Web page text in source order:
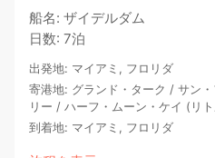
船名: ザイデルダム
日数: 7泊
出発地: マイアミ, フロリダ
寄港地: グランド・ターク / サン
リー / ハーフ・ムーン・ケイ (リ
到着地: マイアミ, フロリダ